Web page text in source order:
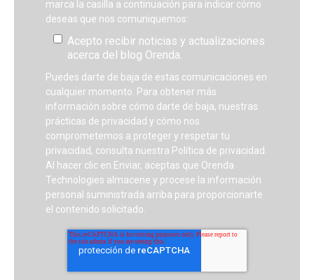
marca la casilla a continuación para indicar cómo
deseas que nos comuniquemos:
Acepto recibir noticias y actualizaciones
acerca del blog Orenda.
Puedes darte de baja de estas comunicaciones en
cualquier momento. Para obtener más
información sobre cómo darte de baja, nuestras
prácticas de privacidad y cómo nos
comprometemos a proteger y respetar tu
privacidad, consulta nuestra Política de privacidad.
Al hacer clic en Enviar, aceptas que Orenda
Technologies almacene y procese la información
personal suministrada arriba para proporcionarte
el contenido solicitado.